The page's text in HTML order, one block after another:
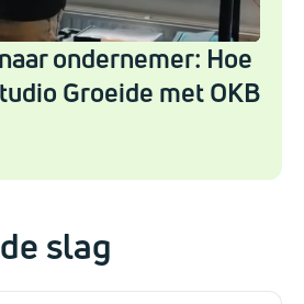
ondernemer: Hoe
Groeide met OKB
slag